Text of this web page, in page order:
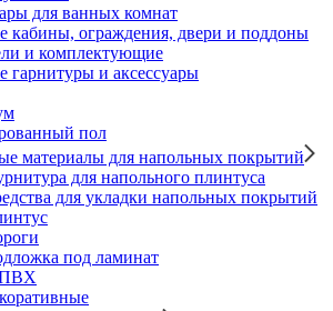
для ванных комнат
кабины, ограждения, двери и поддоны
и комплектующие
гарнитуры и аксессуары
пол
материалы для напольных покрытий
для напольного плинтуса
для укладки напольных покрытий
под ламинат
ПВХ